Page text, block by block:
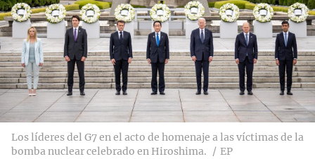
Los líderes del G7 en el acto de homenaje a las víctimas de la
bomba nuclear celebrado en Hiroshima.
EP